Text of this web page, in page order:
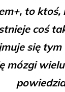
to
coś
się
mózgi